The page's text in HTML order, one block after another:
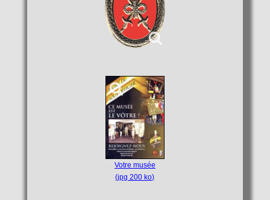
Votre musée
(jpg 200 ko)